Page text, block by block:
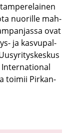
nuo­ril­le mah­
ovat
ja kas­vu­pal­
In­ter­na­tio­nal
toi­mii Pir­kan­